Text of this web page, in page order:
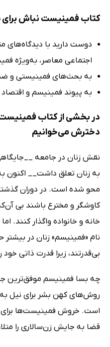
کتاب فمینیست نباش
دوست دارید با دیدگاه‌های
اجتماعی معاصر، به‌ویژه
به بحث‌های فمینیستی و
به پیوند فمینیسم و
در بخشی از کتاب
دخترش می‌خوانیم
نقش زنان در جامعه
به زنان تعلق داشت__ اکنون
محو شده است. در دوران
کاوشگر و مخترع باشند بی
خانه و خانواده واگذار کنند.
نام «فمینیسم» زنان در
بی‌قدرتند، زیرا قدرت ذاتی خود
چه بسا فمینیسم موفق‌ترین
روش‌های کهن بشر برای نیل
است. خروش فمینیست‌ها برای
قضا به جایش زن‌سالاری را